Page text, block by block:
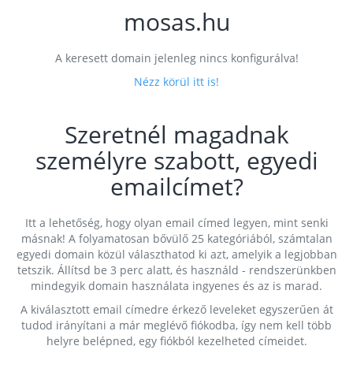
mosas.hu
A keresett domain jelenleg nincs konfigurálva!
Nézz körül itt is!
Szeretnél magadnak
személyre szabott, egyedi
emailcímet?
Itt a lehetőség, hogy olyan email címed legyen, mint senki
másnak! A folyamatosan bővülő 25 kategóriából, számtalan
egyedi domain közül választhatod ki azt, amelyik a legjobban
tetszik. Állítsd be 3 perc alatt, és használd - rendszerünkben
mindegyik domain használata ingyenes és az is marad.
A kiválasztott email címedre érkező leveleket egyszerűen át
tudod irányítani a már meglévő fiókodba, így nem kell több
helyre belépned, egy fiókból kezelheted címeidet.